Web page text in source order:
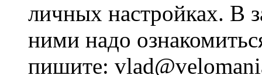
личных настройках. В
ними надо
пишите: